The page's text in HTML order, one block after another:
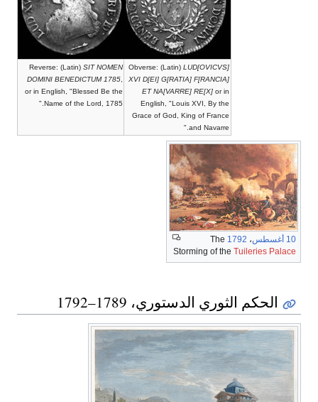
Obverse: (Latin) LUD[OVICVS]
XVI D[EI] G[RATIA] F[RANCIA]
ET NA[VARRE] RE[X] or in
English, "Louis XVI, By the
Grace of God, King of France
and Navarre."
Reverse: (Latin) SIT NOMEN
DOMINI BENEDICTUM 1785
or in English, "Blessed Be the
Name of the Lord, 1785."
10 أغسطس ، 1792
The
Storming of the Tuileries Palace
الحكم الثوري الدستوري، 1789–1792